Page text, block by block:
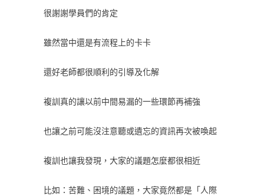
很謝謝學員們的肯定
雖然當中還是有流程上的卡卡
還好老師都很順利的引導及化解
複訓真的讓以前中間易漏的一些環節再補強
也讓之前可能沒注意聽或遺忘的資訊再次被喚起
複訓也讓我發現，大家的議題怎麼都很相近
比如：苦難、困境的議題，大家竟然都是「人際